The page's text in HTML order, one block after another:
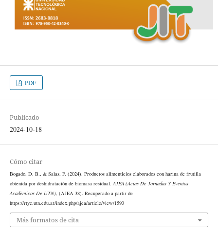
PDF
Publicado
2024-10-18
Cómo citar
Bogado, D. B., & Salas, F. (2024). Productos alimenticios elaborados con harina de frutilla
obtenida por deshidratación de biomasa residual.AJEA (Actas De Jornadas Y Eventos
Académicos De UTN), (AJEA 38). Recuperado a partir de
https://rtyc.utn.edu.ar/index.php/ajea/article/view/1593
Más formatos de cita